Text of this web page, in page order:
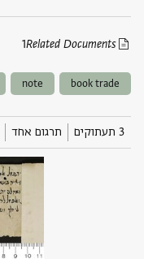
Related Documents
1
book trade
note
3 תעתוקים תרגום אחד